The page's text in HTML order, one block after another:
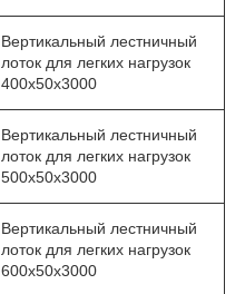
Вертикальный лестничный
лоток для легких нагрузок
400х50х3000
Вертикальный лестничный
лоток для легких нагрузок
500х50х3000
Вертикальный лестничный
лоток для легких нагрузок
600х50х3000